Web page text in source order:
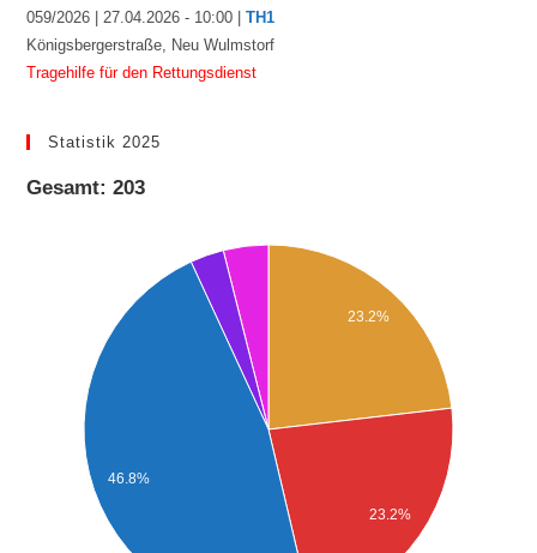
059/2026 | 27.04.2026 - 10:00 |TH1
Königsbergerstraße, Neu Wulmstorf
Tragehilfe für den Rettungsdienst
Statistik 2025
Gesamt: 203
23.2%
23.2%
46.8%